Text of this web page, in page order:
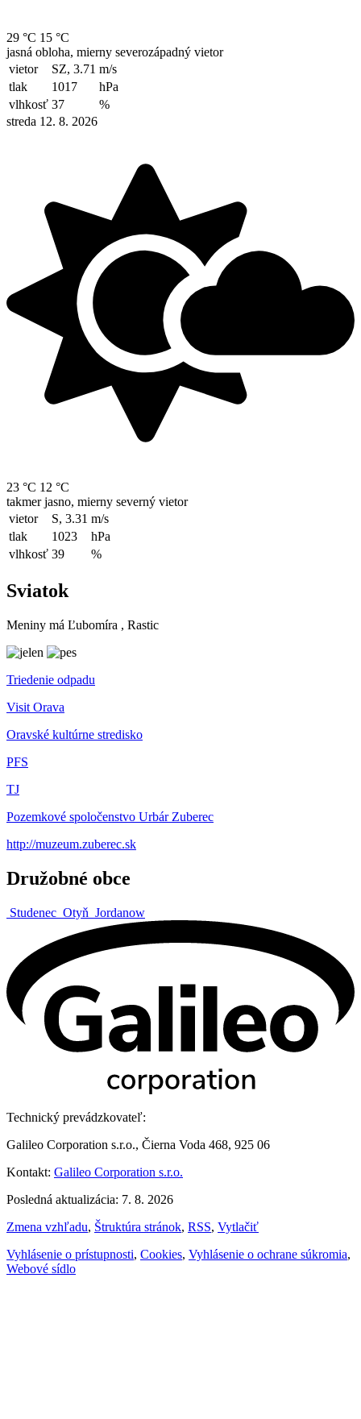
29 °C 15 °C
jasná obloha, mierny severozápadný vietor
vietor
SZ, 3.71 m/s
tlak
1017
hPa
vlhkosť 37
%
streda 12. 8. 2026
23 °C 12 °C
takmer jasno, mierny severný vietor
vietor
S, 3.31 m/s
tlak
1023
hPa
vlhkosť 39 %
Sviatok
Meniny má Ľubomíra , Rastic
Triedenie odpadu
Visit Orava
Oravské kultúrne stredisko
PFS
TJ
Pozemkové spoločenstvo Urbár Zuberec
http://muzeum.zuberec.sk
Družobné obce
Studenec Otyň Jordanow
Technický prevádzkovateľ:
Galileo Corporation s.r.o., Čierna Voda 468, 925 06
Kontakt: Galileo Corporation s.r.o.
Posledná aktualizácia: 7. 8. 2026
Zmena vzhľadu, Štruktúra stránok, RSS, Vytlačiť
Vyhlásenie o prístupnosti, Cookies, Vyhlásenie o ochrane súkromia,
Webové sídlo